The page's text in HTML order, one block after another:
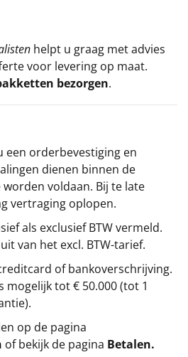
helpt u graag met advies
voor levering op maat.
bezorgen.
een orderbevestiging en
dienen binnen de
voldaan. Bij te late
vertraging oplopen.
als exclusief BTW vermeld.
van het excl. BTW-tarief.
of bankoverschrijving.
mogelijk tot € 50.000 (tot 1
op de pagina
of bekijk de pagina Betalen.